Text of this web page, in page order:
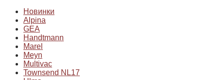
Новинки
Alpina
GEA
Handtmann
Marel
Meyn
Multivac
Townsend NL17